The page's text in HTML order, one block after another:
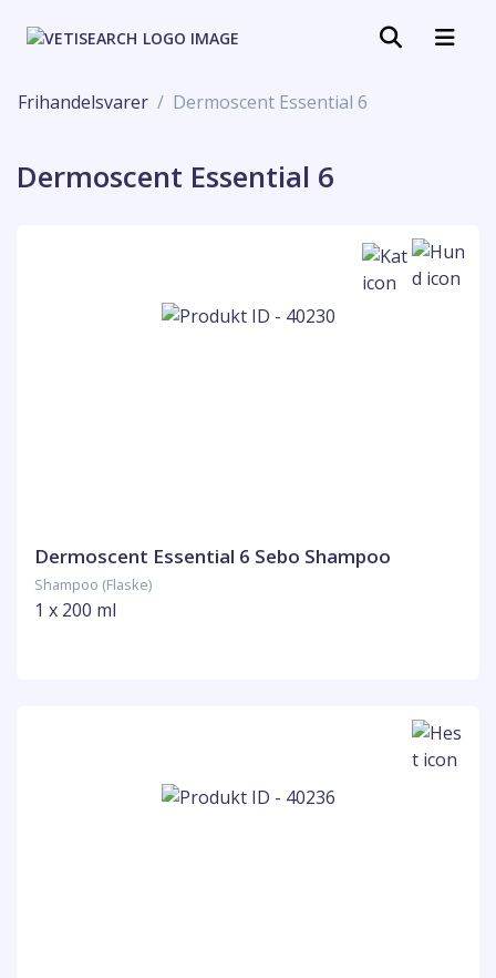
Frihandelsvarer Dermoscent Essential 6
Dermoscent Essential 6
Dermoscent Essential 6 Sebo Shampoo
Shampoo (Flaske)
1 x 200 ml